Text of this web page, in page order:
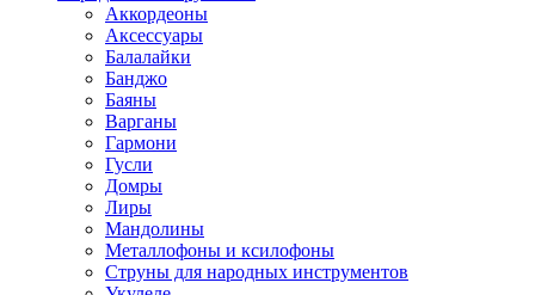
Аккордеоны
Аксессуары
Балалайки
Банджо
Баяны
Варганы
Гармони
Гусли
Домры
Лиры
Мандолины
Металлофоны и ксилофоны
Струны для народных инструментов